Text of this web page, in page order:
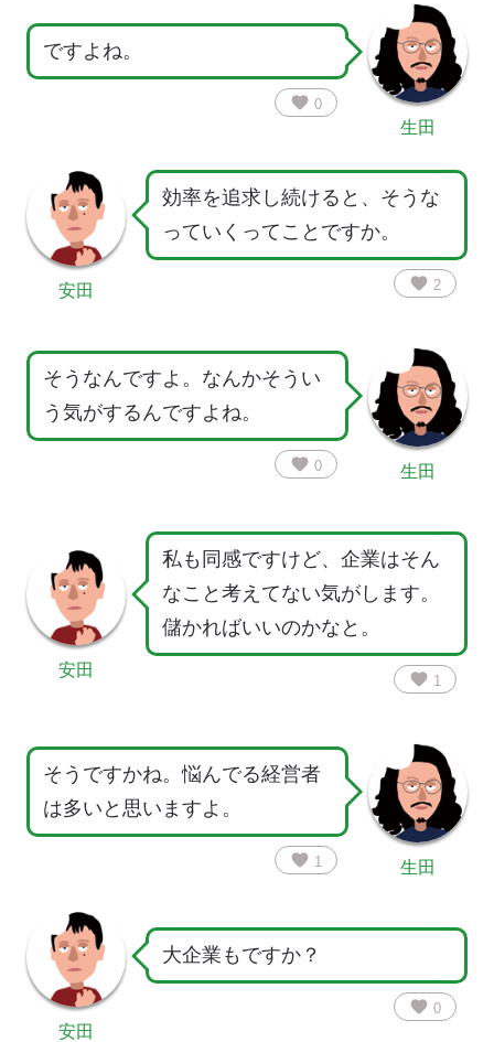
ですよね。
favorite 0
生田
安田
効率を追求し続けると、そうな
っていくってことですか。
favorite 2
そうなんですよ。なんかそうい
う気がするんですよね。
favorite 0 生田
安田
私も同感ですけど、企業はそん
なこと考えてない気がします。
儲かればいいのかなと。
favorite 1
そうですかね。悩んでる経営者
は多いと思いますよ。
favorite 1 生田
安田
大企業もですか？
favorite 0